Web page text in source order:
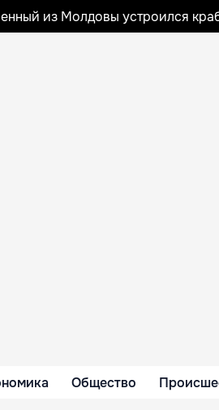
из Молдовы устроился
Общество